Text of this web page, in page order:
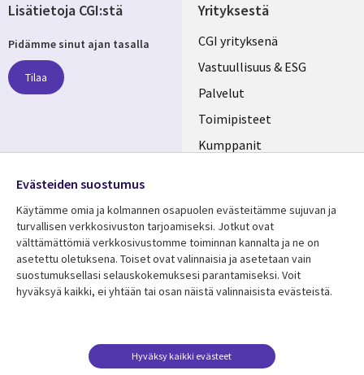
Yrityksestä
Useful
links
FINLAND
CGI yrityksenä
Vastuullisuus & ESG
Palvelut
Toimipisteet
Kumppanit
Resurssikeskus
Library
FINLAND
Asiakastarinat
Lisätietoa
Legal
Tietosuoja
Käyttöehdot
Lisätietoja CGI:stä
Pidämme sinut ajan tasalla
Tilaa
Media
FINLAND
Evästeiden suostumus
Käytämme omia ja kolmannen osapuolen evästeitämme sujuvan ja
turvallisen verkkosivuston tarjoamiseksi. Jotkut ovat
välttämättömiä verkkosivustomme toiminnan kannalta ja ne on
asetettu oletuksena. Toiset ovat valinnaisia ​​ja asetetaan vain
suostumuksellasi selauskokemuksesi parantamiseksi. Voit
hyväksyä kaikki, ei yhtään tai osan näistä valinnaisista evästeistä.
Hyväksy kaikki evästeet